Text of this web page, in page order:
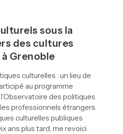
sous la
des cultures
Grenoble
culturelles : un lieu de
au programme
des politiques
professionnels étrangers
culturelles publiques
ans plus tard, me revoici